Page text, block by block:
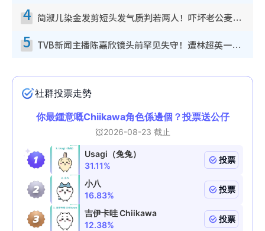
4 简淑儿染金发剪短头发气质判若两人！吓坏老公麦大力都认不出：“你做什么？”
5 TVB新闻主播陈嘉欣镜头前罕见失守！遭林超英一句话突袭吓坏当场大笑